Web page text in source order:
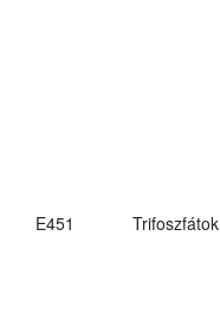
E451 Trifoszfátok